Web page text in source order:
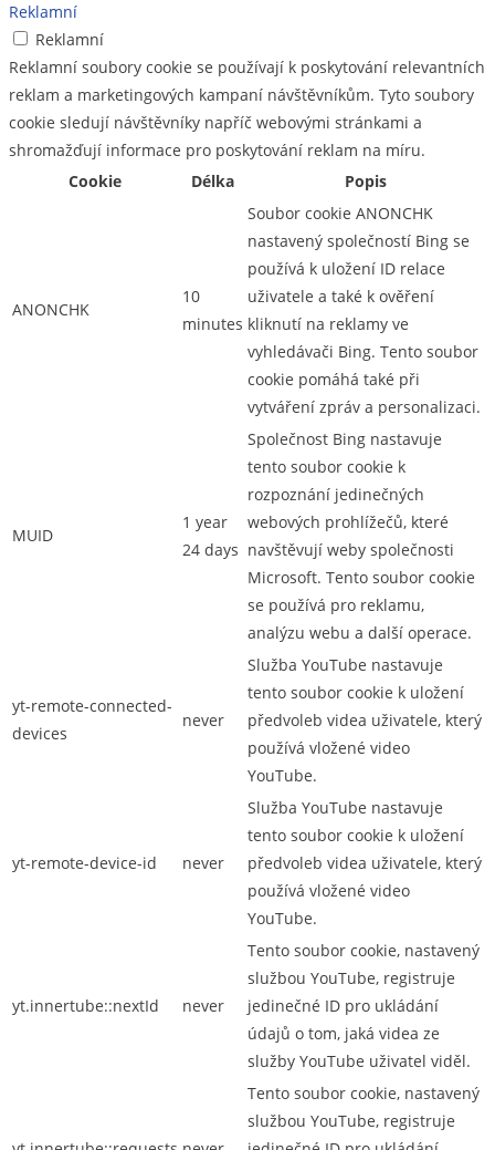
Reklamní
Reklamní
Reklamní soubory cookie se používají k poskytování relevantních
reklam a marketingových kampaní návštěvníkům. Tyto soubory
cookie sledují návštěvníky napříč webovými stránkami a
shromažďují informace pro poskytování reklam na míru.
Cookie
Délka Popis
ANONCHK
10
minutes
Soubor cookie ANONCHK
nastavený společností Bing se
používá k uložení ID relace
uživatele a také k ověření
kliknutí na reklamy ve
vyhledávači Bing. Tento soubor
cookie pomáhá také při
vytváření zpráv a personalizaci.
MUID
1 year
24 days
Společnost Bing nastavuje
tento soubor cookie k
rozpoznání jedinečných
webových prohlížečů, které
navštěvují weby společnosti
Microsoft. Tento soubor cookie
se používá pro reklamu,
analýzu webu a další operace.
yt-remote-connected-
devices
never
Služba YouTube nastavuje
tento soubor cookie k uložení
předvoleb videa uživatele, který
používá vložené video
YouTube.
yt-remote-device-id never
Služba YouTube nastavuje
tento soubor cookie k uložení
předvoleb videa uživatele, který
používá vložené video
YouTube.
yt.innertube::nextId never
Tento soubor cookie, nastavený
službou YouTube, registruje
jedinečné ID pro ukládání
údajů o tom, jaká videa ze
služby YouTube uživatel viděl.
Tento soubor cookie, nastavený
službou YouTube, registruje